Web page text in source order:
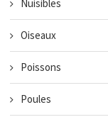
Nuisibles
Oiseaux
Poissons
Poules